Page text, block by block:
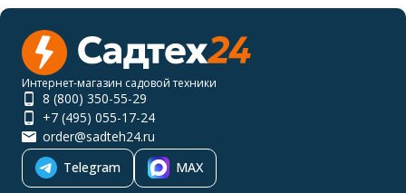
Интернет-магазин садовой техники
8 (800) 350-55-29
+7 (495) 055-17-24
order@sadteh24.ru
Telegram
MAX